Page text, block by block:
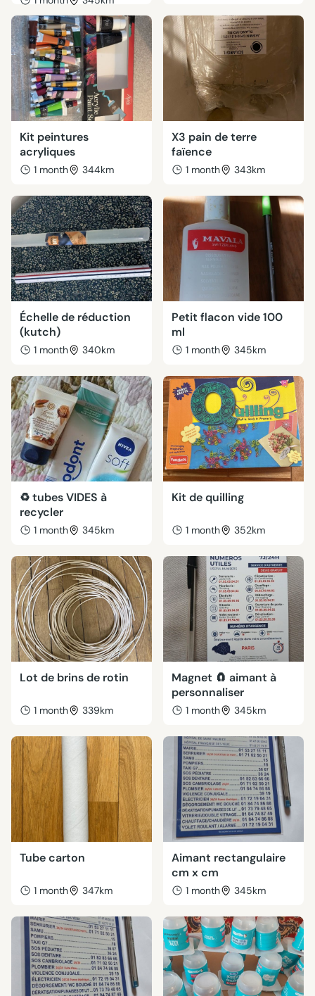
Kit peintures
acryliques
1 month 344km
X3 pain de terre
faïence
1 month 343km
Échelle de réduction
(kutch)
1 month 340km
Petit flacon vide 100
ml
1 month 345km
♻️ tubes VIDES à
recycler
1 month 345km
Kit de quilling
1 month 352km
Lot de brins de rotin
1 month 339km
Magnet 🧲 aimant à
personnaliser
1 month 345km
Tube carton
1 month 347km
Aimant rectangulaire
cm x cm
1 month 345km